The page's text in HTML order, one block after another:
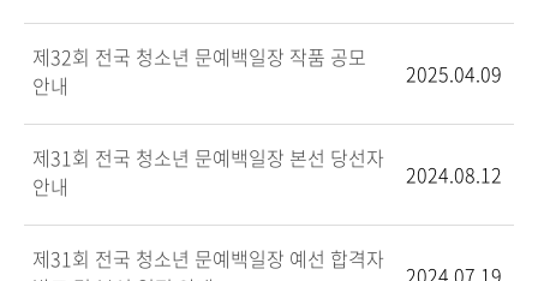
제32회 전국 청소년 문예백일장 작품 공모
안내
2025.04.09
제31회 전국 청소년 문예백일장 본선 당선자
안내
2024.08.12
제31회 전국 청소년 문예백일장 예선 합격자
2024.07.19